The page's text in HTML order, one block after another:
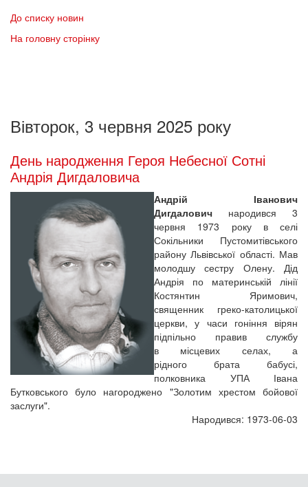
До списку новин
На головну сторінку
Вівторок, 3 червня 2025 року
День народження Героя Небесної Сотні
Андрія Дигдаловича
Андрій Іванович
Дигдалович народився 3
червня 1973 року в селі
Сокільники Пустомитівського
району Львівської області. Мав
молодшу сестру Олену. Дід
Андрія по материнській лінії
Костянтин Яримович,
священник греко-католицької
церкви, у часи гоніння вірян
підпільно правив службу
в місцевих селах, а
рідного брата бабусі,
полковника УПА Івана
Бутковського було нагороджено "Золотим хрестом бойової
заслуги".
Народився: 1973-06-03